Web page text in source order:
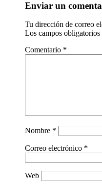
Enviar un
Tu dirección de correo
Los campos obligatorios
Comentario *
Nombre *
Correo electrónico *
Web